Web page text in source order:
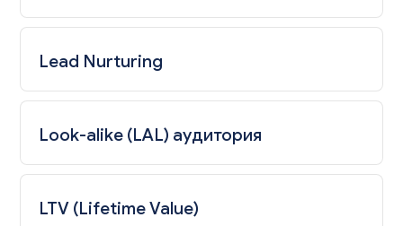
Lead Nurturing
Look-alike (LAL) аудитория
LTV (Lifetime Value)